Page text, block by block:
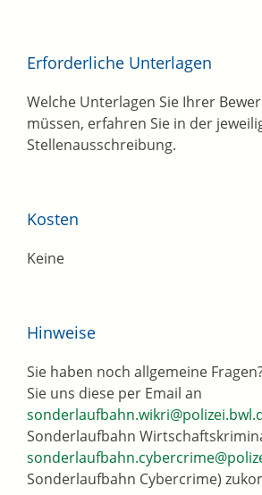
Erforderliche Unterlagen
Welche Unterlagen Sie Ihrer
müssen, erfahren Sie in der
Stellenausschreibung.
Kosten
Keine
Hinweise
Sie haben noch allgemeine
Sie uns diese per Email an
Sonderlaufbahn
Sonderlaufbahn Cybercrime)